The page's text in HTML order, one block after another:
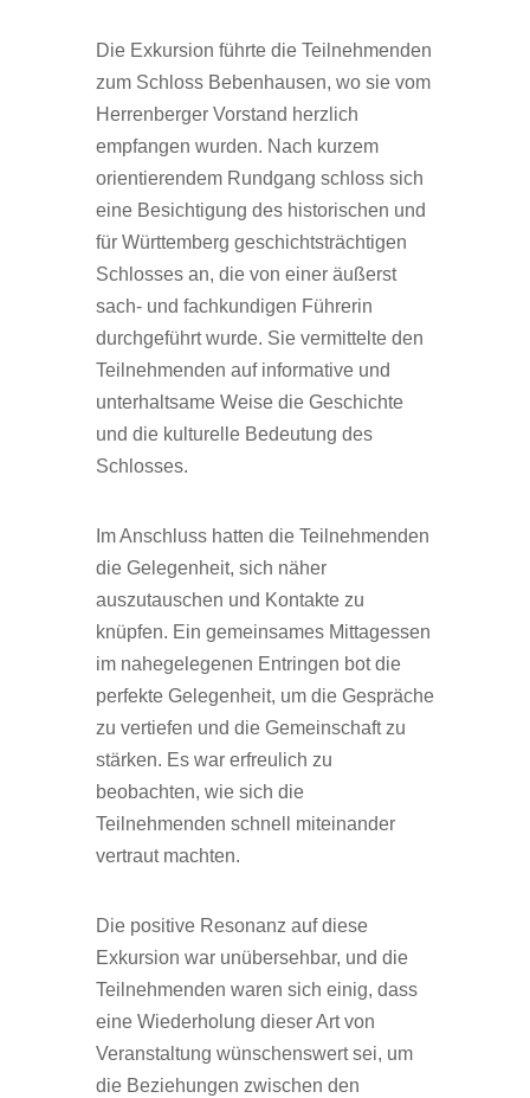
Die Exkursion führte die Teilnehmenden
zum Schloss Bebenhausen, wo sie vom
Herrenberger Vorstand herzlich
empfangen wurden. Nach kurzem
orientierendem Rundgang schloss sich
eine Besichtigung des historischen und
für Württemberg geschichtsträchtigen
Schlosses an, die von einer äußerst
sach- und fachkundigen Führerin
durchgeführt wurde. Sie vermittelte den
Teilnehmenden auf informative und
unterhaltsame Weise die Geschichte
und die kulturelle Bedeutung des
Schlosses.
Im Anschluss hatten die Teilnehmenden
die Gelegenheit, sich näher
auszutauschen und Kontakte zu
knüpfen. Ein gemeinsames Mittagessen
im nahegelegenen Entringen bot die
perfekte Gelegenheit, um die Gespräche
zu vertiefen und die Gemeinschaft zu
stärken. Es war erfreulich zu
beobachten, wie sich die
Teilnehmenden schnell miteinander
vertraut machten.
Die positive Resonanz auf diese
Exkursion war unübersehbar, und die
Teilnehmenden waren sich einig, dass
eine Wiederholung dieser Art von
Veranstaltung wünschenswert sei, um
die Beziehungen zwischen den